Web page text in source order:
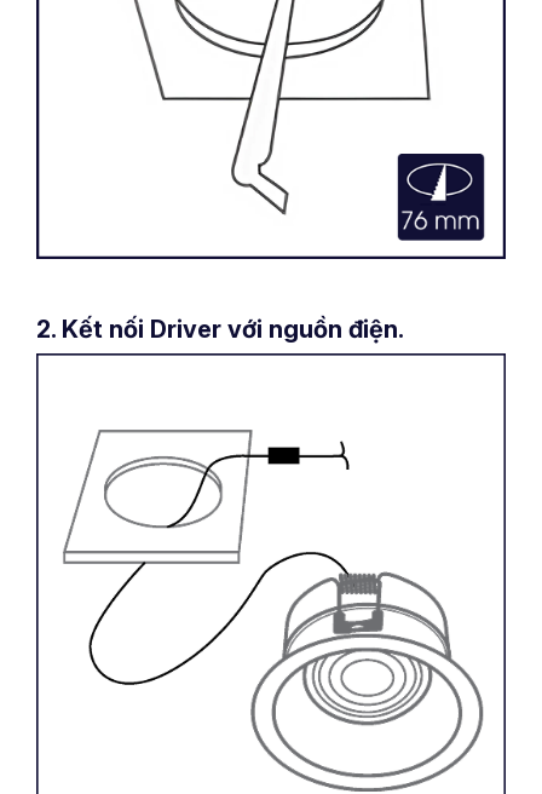
2. Kết nối Driver với nguồn điện.